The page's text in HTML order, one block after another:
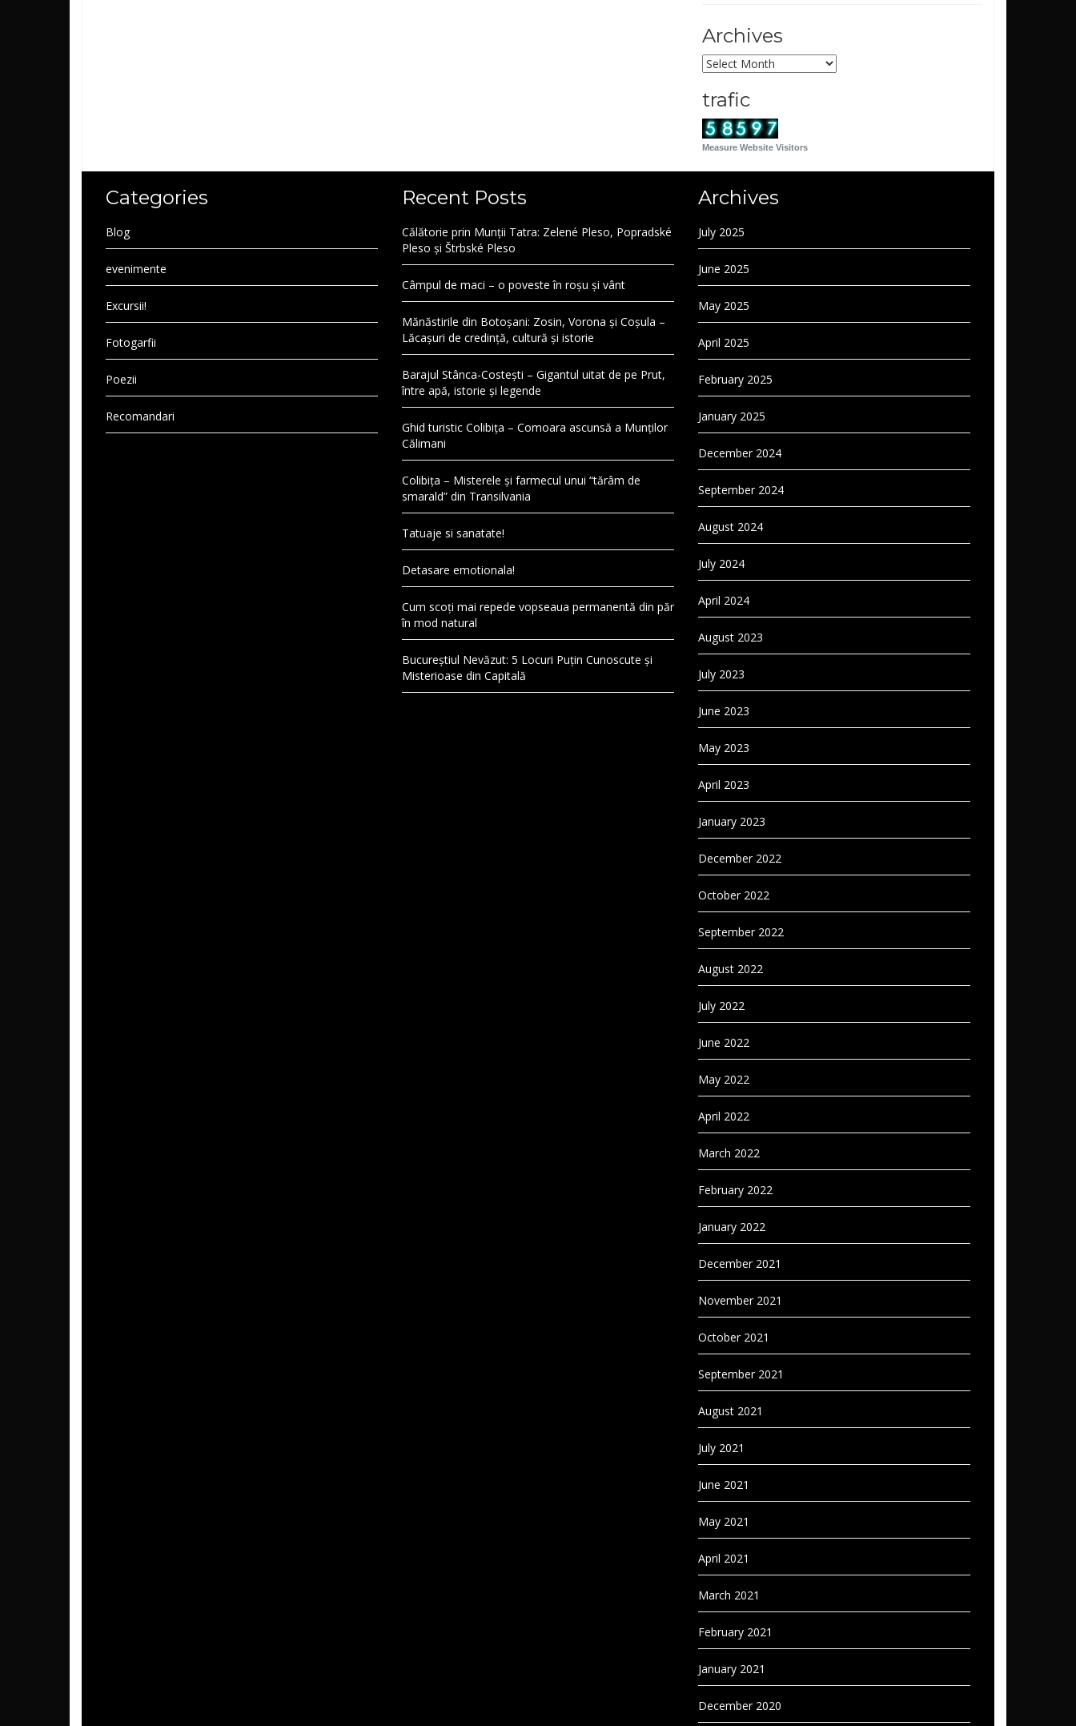
Archives
Archives
trafic
Measure Website Visitors
Categories
Blog
evenimente
Excursii!
Fotogarfii
Poezii
Recomandari
Recent Posts
Călătorie prin Munții Tatra: Zelené Pleso, Popradské
Pleso și Štrbské Pleso
Câmpul de maci – o poveste în roșu și vânt
Mănăstirile din Botoșani: Zosin, Vorona și Coșula –
Lăcașuri de credință, cultură și istorie
Barajul Stânca-Costești – Gigantul uitat de pe Prut,
între apă, istorie și legende
Ghid turistic Colibița – Comoara ascunsă a Munților
Călimani
Colibița – Misterele și farmecul unui “tărâm de
smarald” din Transilvania
Tatuaje si sanatate!
Detasare emotionala!
Cum scoți mai repede vopseaua permanentă din păr
în mod natural
Bucureștiul Nevăzut: 5 Locuri Puțin Cunoscute și
Misterioase din Capitală
Archives
July 2025
June 2025
May 2025
April 2025
February 2025
January 2025
December 2024
September 2024
August 2024
July 2024
April 2024
August 2023
July 2023
June 2023
May 2023
April 2023
January 2023
December 2022
October 2022
September 2022
August 2022
July 2022
June 2022
May 2022
April 2022
March 2022
February 2022
January 2022
December 2021
November 2021
October 2021
September 2021
August 2021
July 2021
June 2021
May 2021
April 2021
March 2021
February 2021
January 2021
December 2020